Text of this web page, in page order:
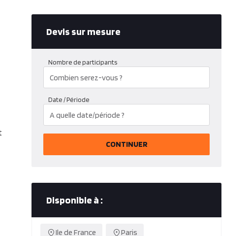
Devis sur mesure
Nombre de participants
Date / Période
CONTINUER
Disponible à :
Ile de France Paris